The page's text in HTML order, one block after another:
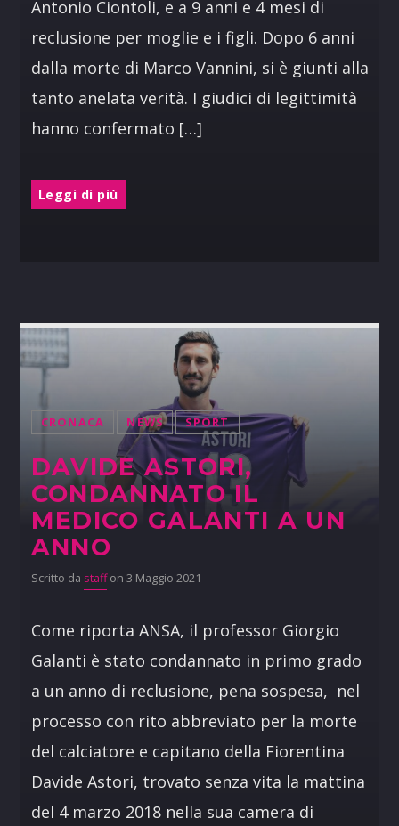
Antonio Ciontoli, e a 9 anni e 4 mesi di
reclusione per moglie e i figli. Dopo 6 anni
dalla morte di Marco Vannini, si è giunti alla
tanto anelata verità. I giudici di legittimità
hanno confermato […]
Leggi di più
CRONACA NEWS SPORT
DAVIDE ASTORI,
CONDANNATO IL
MEDICO GALANTI A UN
ANNO
Scritto da staffon 3 Maggio 2021
Come riporta ANSA, il professor Giorgio
Galanti è stato condannato in primo grado
a un anno di reclusione, pena sospesa, nel
processo con rito abbreviato per la morte
del calciatore e capitano della Fiorentina
Davide Astori, trovato senza vita la mattina
del 4 marzo 2018 nella sua camera di